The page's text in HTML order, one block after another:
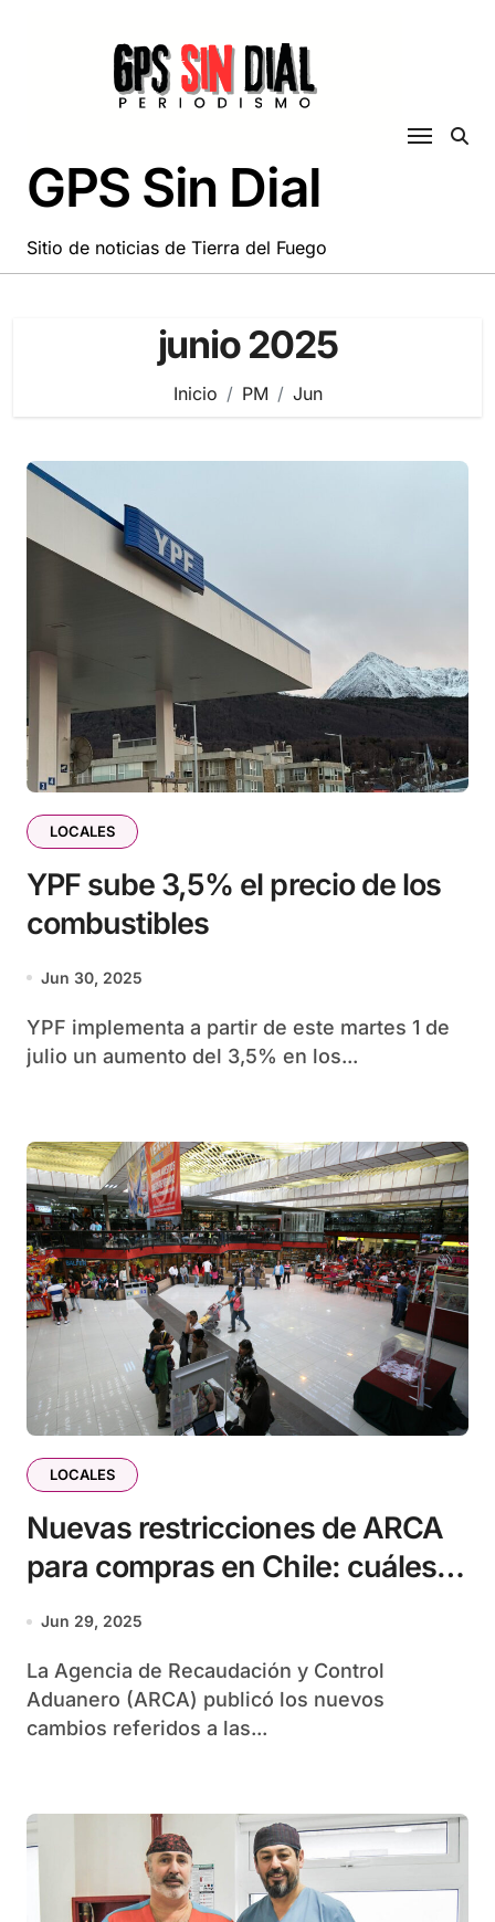
GPS Sin Dial
Sitio de noticias de Tierra del Fuego
junio 2025
Inicio PM Jun
LOCALES
YPF sube 3,5% el precio de los
combustibles
Jun 30, 2025
YPF implementa a partir de este martes 1 de
julio un aumento del 3,5% en los...
LOCALES
Nuevas restricciones de ARCA
para compras en Chile: cuáles
son y desde cuándo rigen
Jun 29, 2025
La Agencia de Recaudación y Control
Aduanero (ARCA) publicó los nuevos
cambios referidos a las...